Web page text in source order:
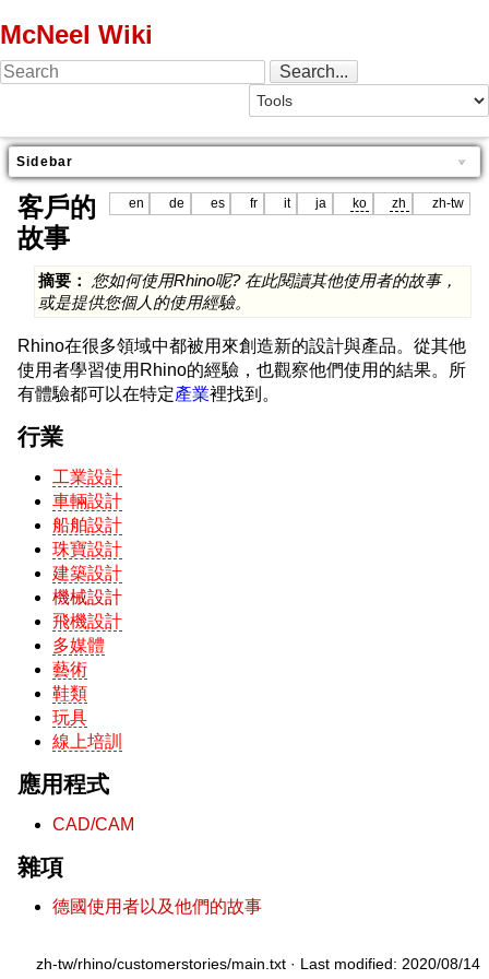
McNeel Wiki
Sidebar
en de es fr it ja ko zh zh-tw
客戶的
故事
摘要：
您如何使用Rhino呢? 在此閱讀其他使用者的故事，
或是提供您個人的使用經驗。
Rhino在很多領域中都被用來創造新的設計與產品。從其他
使用者學習使用Rhino的經驗，也觀察他們使用的結果。所
有體驗都可以在特定產業裡找到。
行業
工業設計
車輛設計
船舶設計
珠寶設計
建築設計
機械設計
飛機設計
多媒體
藝術
鞋類
玩具
線上培訓
應用程式
CAD/CAM
雜項
德國使用者以及他們的故事
zh-tw/rhino/customerstories/main.txt · Last modified: 2020/08/14